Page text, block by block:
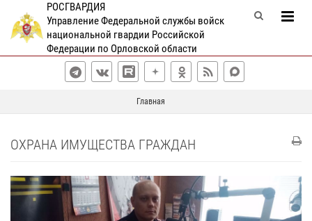
РОСГВАРДИЯ
Управление Федеральной службы войск
национальной гвардии Российской
Федерации по Орловской области
Главная
ОХРАНА ИМУЩЕСТВА ГРАЖДАН